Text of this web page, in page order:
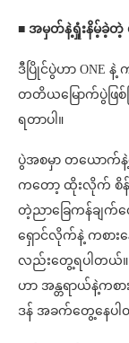
■ အမှတ်နဲ့ရှုံးနိမ့်ခဲ့တဲ့
ဒီပြိုင်ပွဲဟာ ONE
တတိယမြောက်ပွဲဖြစ်
ရတာပါ။
ပွဲအစမှာ တယောက်
ကတော့ ထိုးလိုက် စိန်
တဲ့ညာခြေကန်ချ
ရှောင်လိုက်နဲ့ ကစား
လည်းတွေ့ရပါတယ်
ဟာ အန္တရာယ်နဲ့ကစာ
ဒန် အခက်တွေ့နေပ